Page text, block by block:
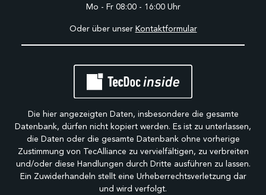
Mo - Fr 08:00 - 16:00 Uhr
Oder über unser Kontaktformular
Die hier angezeigten Daten, insbesondere die gesamte
Datenbank, dürfen nicht kopiert werden. Es ist zu unterlassen,
die Daten oder die gesamte Datenbank ohne vorherige
Zustimmung von TecAlliance zu vervielfältigen, zu verbreiten
und/oder diese Handlungen durch Dritte ausführen zu lassen.
Ein Zuwiderhandeln stellt eine Urheberrechtsverletzung dar
und wird verfolgt.